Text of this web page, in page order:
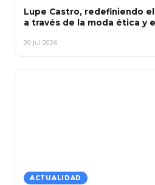
Lupe Castro, redefiniendo
a través de la moda ética y
09 Jul 2026
ACTUALIDAD